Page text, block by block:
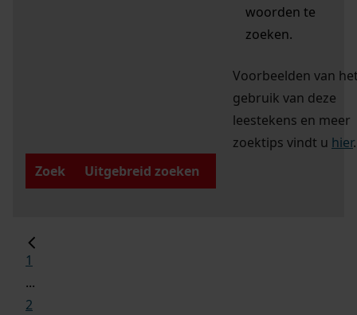
woorden te
zoeken.
Voorbeelden van
gebruik van deze
leestekens en meer
zoektips vindt u hier.
Zoek
Uitgebreid zoeken
1
...
2